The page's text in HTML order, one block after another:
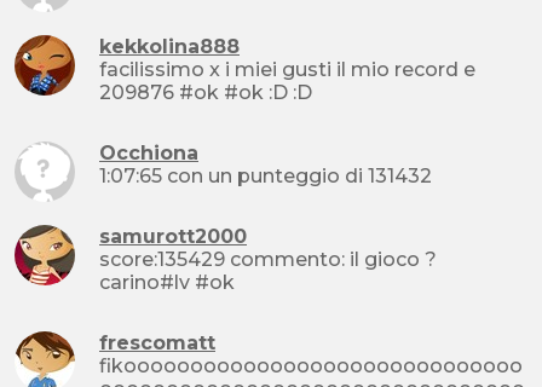
kekkolina888
facilissimo x i miei gusti il mio record e
209876 #ok #ok :D :D
Occhiona
1:07:65 con un punteggio di 131432
samurott2000
score:135429 commento: il gioco ?
carino#lv #ok
frescomatt
fikoooooooooooooooooooooooooooooo